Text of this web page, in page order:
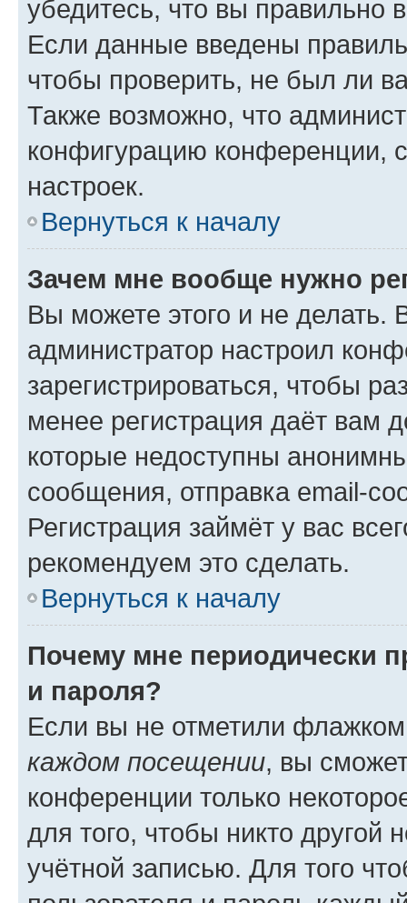
убедитесь, что вы правильно
Если данные введены
чтобы проверить, не был ли
Также возможно, что
конфигурацию конференции,
настроек.
Вернуться к началу
Зачем мне вообще нужно
Вы можете этого и не делать.
администратор настроил
зарегистрироваться, чтобы
менее регистрация даёт вам
которые недоступны
сообщения, отправка email-
Регистрация займёт у вас
рекомендуем это сделать.
Вернуться к началу
Почему мне периодически
и пароля?
Если вы не отметили
каждом посещении, вы
конференции только
для того, чтобы никто другой
учётной записью. Для того